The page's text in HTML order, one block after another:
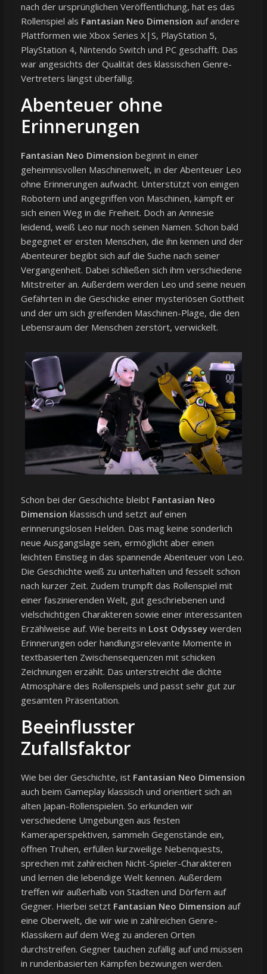
nach der ursprünglichen Veröffentlichung, hat es das
Rollenspiel als Fantasian Neo Dimension auf andere
Plattformen wie Xbox Series X|S, PlayStation 5,
PlayStation 4, Nintendo Switch und PC geschafft. Das
war angesichts der Qualität des klassischen Genre-
Vertreters längst überfällig.
Abenteuer ohne
Erinnerungen
Fantasian Neo Dimension beginnt in einer
geheimnisvollen Maschinenwelt, in der Abenteuer Leo
ohne Erinnerungen aufwacht. Unterstützt von einigen
Robotern und angegriffen von Maschinen, kämpft er
sich einen Weg in die Freiheit. Doch an Amnesie
leidend, weiß Leo nur noch seinen Namen. Schon bald
begegnet er ersten Menschen, die ihn kennen und der
Abenteurer begibt sich auf die Suche nach seiner
Vergangenheit. Dabei schließen sich ihm verschiedene
Mitstreiter an. Außerdem werden Leo und seine neuen
Gefährten in die Geschicke einer mysteriösen Gottheit
und der um sich greifenden Maschinen-Plage, die den
Lebensraum der Menschen zerstört, verwickelt.
Schon bei der Geschichte bleibt Fantasian Neo
Dimension klassisch und setzt auf einen
erinnerungslosen Helden. Das mag keine sonderlich
neue Ausgangslage sein, ermöglicht aber einen
leichten Einstieg in das spannende Abenteuer von Leo.
Die Geschichte weiß zu unterhalten und fesselt schon
nach kurzer Zeit. Zudem trumpft das Rollenspiel mit
einer faszinierenden Welt, gut geschriebenen und
vielschichtigen Charakteren sowie einer interessanten
Erzählweise auf. Wie bereits in Lost Odysseywerden
Erinnerungen oder handlungsrelevante Momente in
textbasierten Zwischensequenzen mit schicken
Zeichnungen erzählt. Das unterstreicht die dichte
Atmosphäre des Rollenspiels und passt sehr gut zur
gesamten Präsentation.
Beeinflusster
Zufallsfaktor
Wie bei der Geschichte, ist Fantasian Neo Dimension
auch beim Gameplay klassisch und orientiert sich an
alten Japan-Rollenspielen. So erkunden wir
verschiedene Umgebungen aus festen
Kameraperspektiven, sammeln Gegenstände ein,
öffnen Truhen, erfüllen kurzweilige Nebenquests,
sprechen mit zahlreichen Nicht-Spieler-Charakteren
und lernen die lebendige Welt kennen. Außerdem
treffen wir außerhalb von Städten und Dörfern auf
Gegner. Hierbei setzt Fantasian Neo Dimension auf
eine Oberwelt, die wir wie in zahlreichen Genre-
Klassikern auf dem Weg zu anderen Orten
durchstreifen. Gegner tauchen zufällig auf und müssen
in rundenbasierten Kämpfen bezwungen werden.